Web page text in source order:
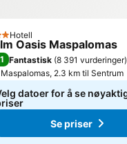
Hotell
Oasis Maspalomas
Fantastisk (8 391 vurderinger)
Maspalomas, 2.3 km til Sentrum
datoer for å se
Se priser